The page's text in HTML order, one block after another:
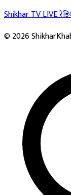
Shikhar TVLIVE
© 2026